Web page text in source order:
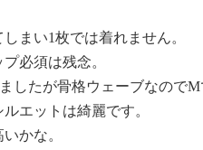
まい1枚では着れません。
必須は残念。
したが骨格ウェーブなのでM
エットは綺麗です。
かな。